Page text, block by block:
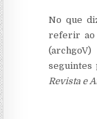
No que
referir ao
seguintes
Revista e